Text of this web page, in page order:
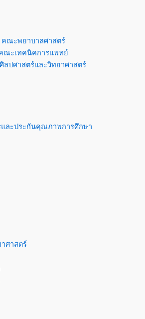
คณะพยาบาลศาสตร์
ณะเทคนิคการแพทย์
ลปศาสตร์และวิทยาศาสตร์
และประกันคุณภาพการศึกษา
ศาสตร์